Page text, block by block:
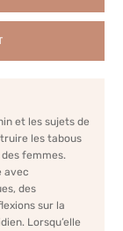
et les sujets de
les tabous
femmes.
avec
des
sur la
Lorsqu’elle